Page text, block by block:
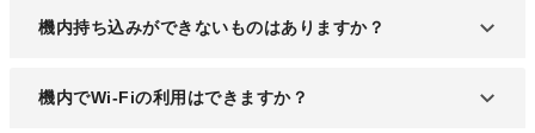
機内持ち込みができないものはありますか？
機内にはナイフ類やハサミ、スタンガン、先のとが
機内でWi-Fiの利用はできますか？